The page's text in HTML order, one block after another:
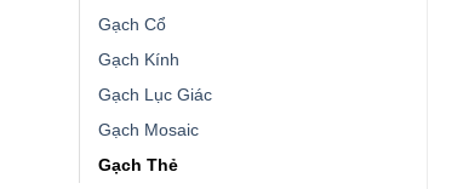
Gạch Cổ
Gạch Kính
Gạch Lục Giác
Gạch Mosaic
Gạch Thẻ